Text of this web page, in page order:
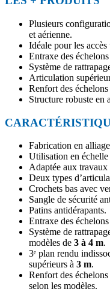
Plusieurs
et aérienne.
Idéale pour les
Entraxe des
Système de
Articulation
Renfort des
Structure robuste en
Fabrication en
Utilisation en
Adaptée aux travaux
Deux types
Crochets bas avec
Sangle de sécurité
Patins antidérapants.
Entraxe des échelons
Système de
modèles de 3 à 4 m.
3ᵉ plan rendu
supérieurs à 3 m.
Renfort des
selon les modèles.